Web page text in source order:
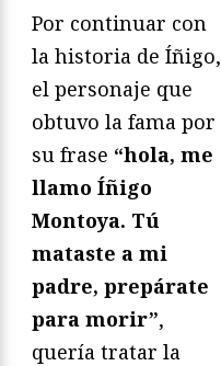
Por continuar con
la historia de Íñigo,
el personaje que
obtuvo la fama por
su frase “hola, me
llamo Íñigo
Montoya. Tú
mataste a mi
padre, prepárate
para morir”,
quería tratar la